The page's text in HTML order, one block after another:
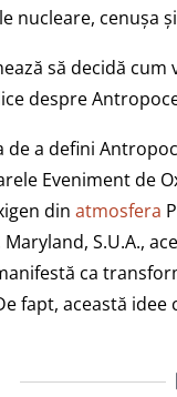
nucleare, cenușa
să decidă
despre
de a defini
Eveniment de
din atmosfera
S.U.A.,
ca
fapt, această